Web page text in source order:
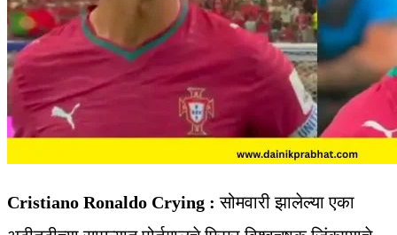
Cristiano Ronaldo Crying : सोमवारी झालेल्या एका